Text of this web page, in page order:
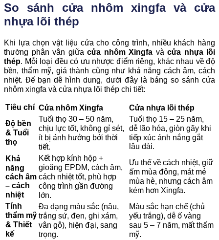
So sánh cửa nhôm xingfa và cửa
nhựa lõi thép
Khi lựa chọn vật liệu cửa cho công trình, nhiều khách hàng
thường phân vân giữa cửa nhôm Xingfa và cửa nhựa lõi
thép. Mỗi loại đều có ưu nhược điểm riêng, khác nhau về độ
bền, thẩm mỹ, giá thành cũng như khả năng cách âm, cách
nhiệt. Để bạn dễ hình dung, dưới đây là bảng so sánh cửa
nhôm xingfa và cửa nhựa lõi thép chi tiết:
Tiêu chí Cửa nhôm Xingfa
Cửa nhựa lõi thép
Độ bền
& Tuổi
thọ
Tuổi thọ 30 – 50 năm,
chịu lực tốt, không gỉ sét,
ít bị ảnh hưởng bởi thời
tiết.
Tuổi thọ 15 – 25 năm,
dễ lão hóa, giòn gãy khi
tiếp xúc ánh nắng gắt
lâu dài.
Khả
năng
cách âm
– cách
nhiệt
Kết hợp kính hộp +
gioăng EPDM, cách âm,
cách nhiệt tốt, phù hợp
công trình gần đường
lớn.
Ưu thế về cách nhiệt, giữ
ấm mùa đông, mát mẻ
mùa hè, nhưng cách âm
kém hơn Xingfa.
Tính
thẩm mỹ
& Thiết
kế
Đa dạng màu sắc (nâu,
trắng sứ, đen, ghi xám,
vân gỗ), hiện đại, sang
trọng.
Màu sắc hạn chế (chủ
yếu trắng), dễ ố vàng
sau 5 – 7 năm, mất thẩm
mỹ.